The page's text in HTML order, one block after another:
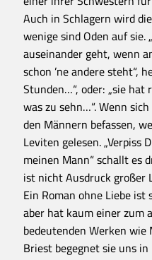
Auch in Schlagern wird
wenige sind Oden auf
auseinander geht, wenn
schon ’ne andere steht“,
Stunden…“, oder: „sie hat
was zu sehn…“. Wenn
den Männern befassen,
Leviten gelesen. „Verpiss
meinen Mann“ schallt es
ist nicht Ausdruck großer
Ein Roman ohne Liebe
aber hat kaum einer zum
bedeutenden Werken
Briest begegnet sie uns